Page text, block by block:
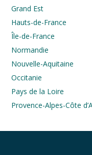
Grand Est
Hauts-de-France
Île-de-France
Normandie
Nouvelle-Aquitaine
Occitanie
Pays de la Loire
Provence-Alpes-Côte